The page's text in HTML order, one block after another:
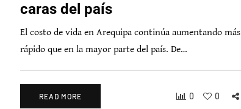
caras del país
El costo de vida en Arequipa continúa aumentando más
rápido que en la mayor parte del país. De…
READ MORE 0 0